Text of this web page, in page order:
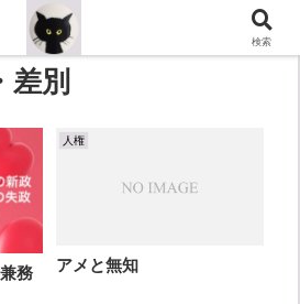
差別
務
人権
アメと無知
検索